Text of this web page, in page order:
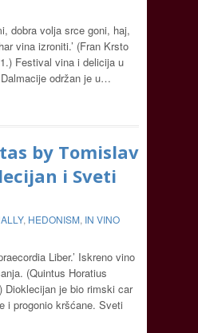
dobra volja srce goni, haj,
vina izroniti.’ (Fran Krsto
Festival vina i delicija u
održan je u…
by Tomislav
i Sveti
, HEDONISM, IN VINO
Liber.’ Iskreno vino
(Quintus Horatius
Dioklecijan je bio rimski car
i progonio kršćane. Sveti